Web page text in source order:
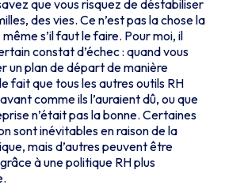
que vous risquez de déstabiliser
des vies. Ce n’est pas la chose la
s’il faut le faire. Pour moi, il
constat d’échec : quand vous
un plan de départ de manière
fait que tous les autres outils RH
comme ils l’auraient dû, ou que
n’était pas la bonne. Certaines
sont inévitables en raison de la
mais d’autres peuvent être
à une politique RH plus